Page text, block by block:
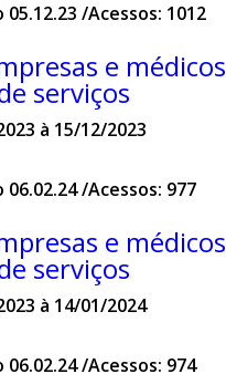
/Acessos: 1012
e médicos
serviços
à 15/12/2023
/Acessos: 977
e médicos
serviços
à 14/01/2024
/Acessos: 974